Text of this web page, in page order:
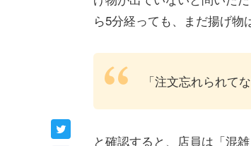
ら5分経っても、まだ揚げ物
「注文忘れられて
と確認すると、店員は「混